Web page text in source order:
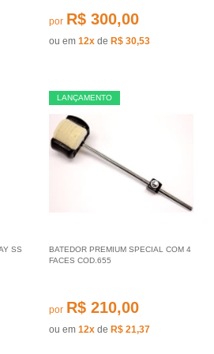
por R$ 300,00
ou em 12x de R$ 30,53
SS
LANÇAMENTO
BATEDOR PREMIUM SPECIAL COM 4
FACES COD.655
por R$ 210,00
ou em 12x de R$ 21,37